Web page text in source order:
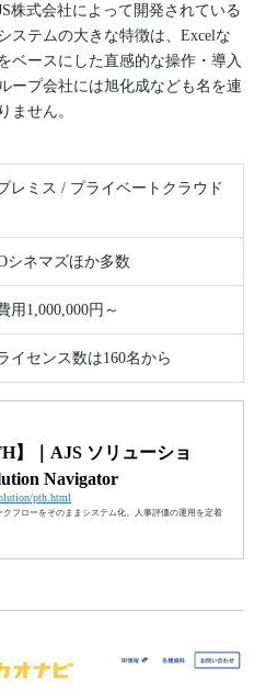
株式会社によって開発されている
ステムの大きな特徴は、Excelな
ベースにした直感的な操作・導入
ープ会社には旭化成なども名を連
ません。
レミス / プライベートクラウド
シネマズほか多数
用1,000,000円～
イセンス数は160名から
】｜AJS ソリューショ
Navigator
pth.html
フローをそのままシステム化。人事評価の運用を定着